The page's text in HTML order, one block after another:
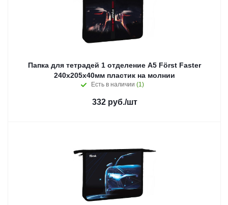
Папка для тетрадей 1 отделение А5 Först Faster
240х205х40мм пластик на молнии
Есть в наличии (1)
332руб./шт